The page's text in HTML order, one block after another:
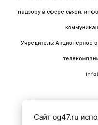
надзору в сфере связи,
Учредитель: Акционерное
Все материалы на
Сайт og47.ru